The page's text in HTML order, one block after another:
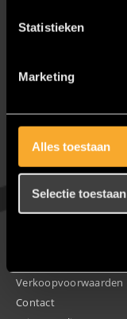
Statistieken
Marketing
Alles toestaan
Selectie toestaan
Service
Planning en montage
Wat kost een
Pinterest
Informatie
Over ons
Verkoopvoorwaarden
Contact